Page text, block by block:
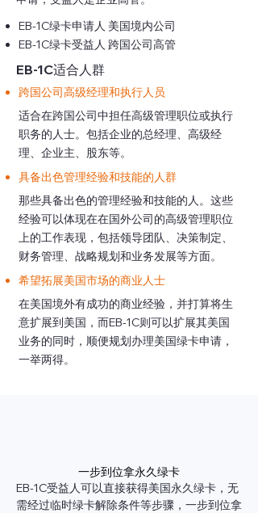
EB-1C绿卡申请人 美国境内公司
EB-1C绿卡受益人 跨国公司高管
EB-1C适合人群
跨国公司高级经理和执行人员
适合在跨国公司中担任高级管理职位或执行
职务的人士。包括企业的总经理、高级经
理、企业主、股东等。
具备出色管理经验和技能的人群
那些具备出色的管理经验和技能的人。这些
经验可以体现在在国外公司的高级管理职位
上的工作表现，包括领导团队、决策制定、
财务管理、战略规划和业务发展等方面。
希望拓展美国市场的商业人士
在美国境外有成功的商业经验，并打算将生
意扩展到美国，而EB-1C则可以扩展其美国
业务的同时，顺便规划办理美国绿卡申请，
一举两得。
一步到位拿永久绿卡
EB-1C受益人可以直接获得美国永久绿卡，无
需经过临时绿卡解除条件等步骤，一步到位拿